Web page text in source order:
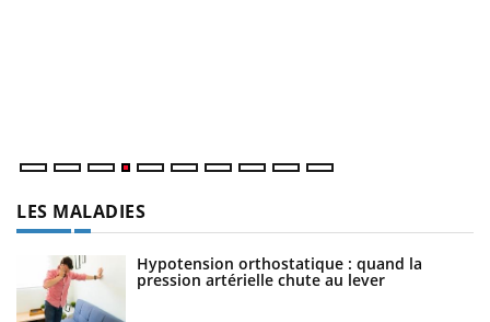
LES MALADIES
Hypotension orthostatique : quand la
pression artérielle chute au lever